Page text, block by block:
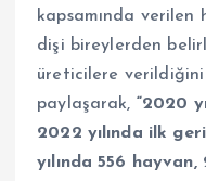
kapsamında
dişi bireylerden
üreticilere
paylaşarak, “2020
2022 yılında ilk
yılında 556 hayvan,